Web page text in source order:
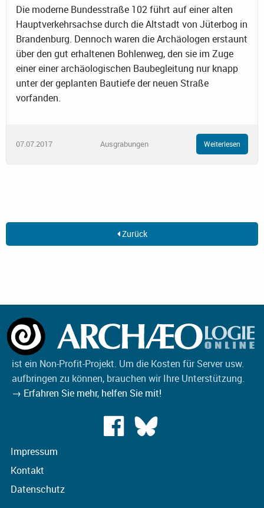
Die moderne Bundesstraße 102 führt auf einer alten
Hauptverkehrsachse durch die Altstadt von Jüterbog in
Brandenburg. Dennoch waren die Archäologen erstaunt
über den gut erhaltenen Bohlenweg, den sie im Zuge
einer einer archäologischen Baubegleitung nur knapp
unter der geplanten Bautiefe der neuen Straße
vorfanden.
07.07.2017 Ausgrabungen Weiterlesen
Zurück
ist ein Non-Profit-Projekt. Um die Kosten für Server usw.
aufbringen zu können, brauchen wir Ihre Unterstützung.
→ Erfahren Sie mehr, helfen Sie mit!
Impressum
Kontakt
Datenschutz